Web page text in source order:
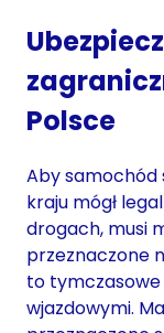
Polsce
Aby samochód
kraju mógł
drogach, musi
przeznaczone
to
wjazdowymi.